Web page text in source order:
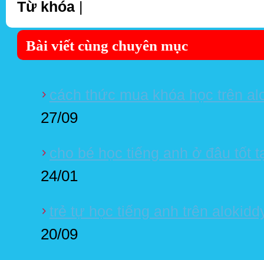
Từ khóa |
Bài viết cùng chuyên mục
cách thức mua khóa học trên
27/09
cho bé học tiếng anh ở đâu tốt
24/01
trẻ tự học tiếng anh trên
20/09